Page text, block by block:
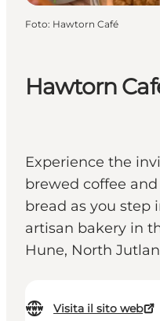
Hawtorn
Experience the
brewed coffee
bread as you step
artisan bakery in
Hune, North
Visita il sito web
Foto: Hawtorn Café